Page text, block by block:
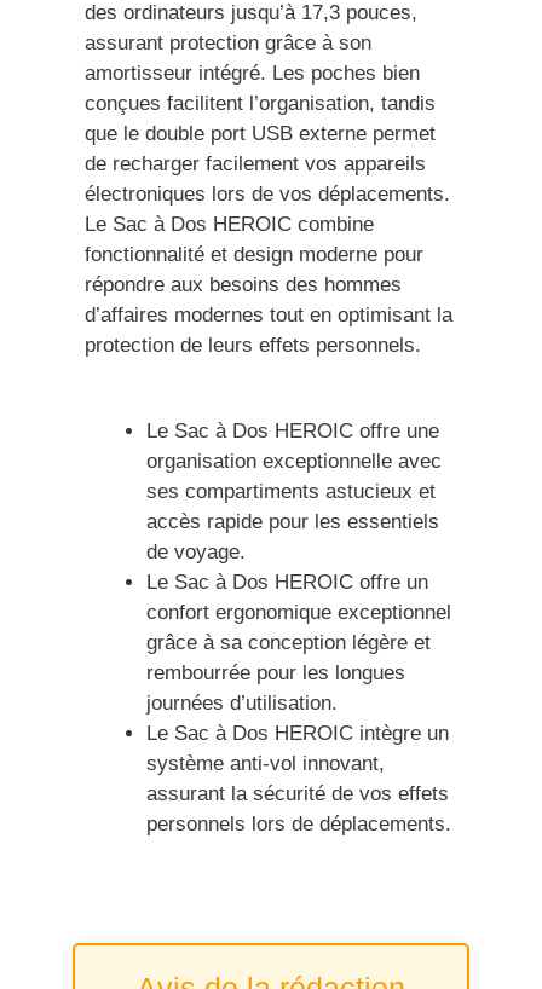
des ordinateurs jusqu’à 17,3 pouces,
assurant protection grâce à son
amortisseur intégré. Les poches bien
conçues facilitent l’organisation, tandis
que le double port USB externe permet
de recharger facilement vos appareils
électroniques lors de vos déplacements.
Le Sac à Dos HEROIC combine
fonctionnalité et design moderne pour
répondre aux besoins des hommes
d’affaires modernes tout en optimisant la
protection de leurs effets personnels.
Le Sac à Dos HEROIC offre une
organisation exceptionnelle avec
ses compartiments astucieux et
accès rapide pour les essentiels
de voyage.
Le Sac à Dos HEROIC offre un
confort ergonomique exceptionnel
grâce à sa conception légère et
rembourrée pour les longues
journées d’utilisation.
Le Sac à Dos HEROIC intègre un
système anti-vol innovant,
assurant la sécurité de vos effets
personnels lors de déplacements.